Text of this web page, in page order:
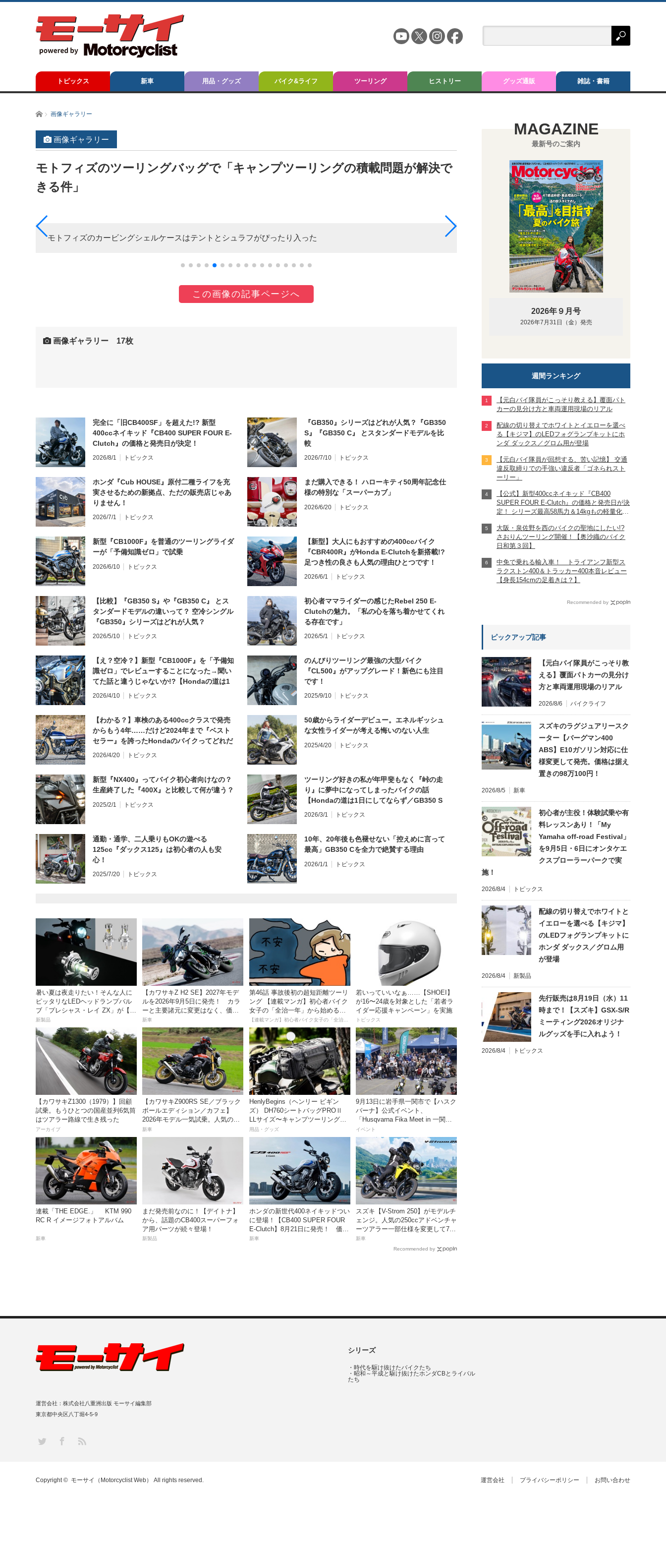
トピックス 新車 用品・グッズ バイク&ライフ ツーリング ヒストリー グッズ通販 雑誌・書籍
ホーム画像ギャラリー
画像ギャラリー
モトフィズのツーリングバッグで「キャンプツーリングの積載問題が解決で
きる件」
モトフィズのカービングシェルケースはテントとシュラフがぴったり入った モトフィズのカービングシェルケースはスズキ GSX-
この画像の記事ページへ
画像ギャラリー 17枚
完全に「旧CB400SF」を超えた!? 新型
400ccネイキッド『CB400 SUPER FOUR E-
Clutch』の価格と発売日が決定！
2026/8/1 トピックス
『GB350』シリーズはどれが人気？『GB350
S』『GB350 C』 とスタンダードモデルを比
較
2026/7/10 トピックス
ホンダ『Cub HOUSE』原付二種ライフを充
実させるための新拠点、ただの販売店じゃあ
りません！
2026/7/1 トピックス
まだ購入できる！ ハローキティ50周年記念仕
様の特別な「スーパーカブ」
2026/6/20 トピックス
新型『CB1000F』を普通のツーリングライダ
ーが「予備知識ゼロ」で試乗
2026/6/10 トピックス
【新型】大人にもおすすめの400ccバイク
『CBR400R』がHonda E-Clutchを新搭載!?
足つき性の良さも人気の理由ひとつです！
2026/6/1 トピックス
【比較】『GB350 S』や『GB350 C』 とス
タンダードモデルの違いって？ 空冷シングル
『GB350』シリーズはどれが人気？
2026/5/10 トピックス
初心者ママライダーの感じたRebel 250 E-
Clutchの魅力。「私の心を落ち着かせてくれ
る存在です」
2026/5/1 トピックス
【え？空冷？】新型『CB1000F』を「予備知
識ゼロ」でレビューすることになった→聞い
てた話と違うじゃないか!?【Hondaの道は1
日にしてならず／CB1000F ①第一印象 編】
2026/4/10 トピックス
のんびりツーリング最強の大型バイク
『CL500』がアップグレード！新色にも注目
です！
2025/9/10 トピックス
【わかる？】車検のある400ccクラスで発売
からもう4年……だけど2024年まで『ベスト
セラー』を誇ったHondaのバイクってどれだ
と思う？
2026/4/20 トピックス
50歳からライダーデビュー。エネルギッシュ
な女性ライダーが考える悔いのない人生
2025/4/20 トピックス
新型『NX400』ってバイク初心者向けなの？
生産終了した『400X』と比較して何が違う？
2025/2/1 トピックス
ツーリング好きの私が年甲斐もなく『峠の走
り』に夢中になってしまったバイクの話
【Hondaの道は1日にしてならず／GB350 S
インプレ・レビュー 前編】
2026/3/1 トピックス
通勤・通学、二人乗りもOKの遊べる
125cc『ダックス125』は初心者の人も安
心！
2025/7/20 トピックス
10年、20年後も色褪せない「控えめに言って
最高」GB350 Cを全力で絶賛する理由
2026/1/1 トピックス
暑い夏は夜走りたい！そんな人に
ピッタリなLEDヘッドランプバル
ブ「プレシャス・レイ ZX」が【デ
イトナ】から登場
新製品
【カワサキZ H2 SE】2027年モデ
ルを2026年9月5日に発売！ カラ
ーと主要諸元に変更はなく、価格
は据え置きの247万5000円！
新車
第46話 事故後初の超短距離ツーリ
ング 【連載マンガ】初心者バイク
女子の「全治一年」から始める起
死回生日記
【連載マンガ】初心者バイク女子の「全治一年」から始める起死回生日記
若いっていいなぁ……【SHOEI】
が16〜24歳を対象とした「若者ラ
イダー応援キャンペーン」を実施
トピックス
【カワサキZ1300（1979）】回顧
試乗。もうひとつの国産並列6気筒
はツアラー路線で生き残った
アーカイブ
【カワサキZ900RS SE／ブラック
ボールエディション／カフェ】
2026年モデル一気試乗。人気の国
産ネオレトロモデルが扱いやすく
上質に進化！
新車
HenlyBegins（ヘンリー ビギン
ズ） DH760シートバッグPROⅡ
LLサイズ〜キャンプツーリングに
も安心の大容量ツアーバッグ〜
用品・グッズ
9月13日に岩手県一関市で【ハスク
バーナ】公式イベント、
「Husqvarna Fika Meet in 一関」
を開催
イベント
連載「THE EDGE.」 KTM 990
RC R イメージフォトアルバム
新車
まだ発売前なのに！【デイトナ】
から、話題のCB400スーパーフォ
ア用パーツが続々登場！
新製品
ホンダの新世代400ネイキッドつい
に登場！【CB400 SUPER FOUR
E-Clutch】8月21日に発売！ 価格
99万8800円
新車
スズキ【V-Strom 250】がモデルチ
ェンジ。人気の250ccアドベンチャ
ーツアラー一部仕様を変更して7月
23日発売。価格68万5300円
新車
Recommended by
MAGAZINE
最新号のご案内
2026年９月号
2026年7月31日（金）発売
週間ランキング
【元白バイ隊員がこっそり教える】覆面パト
カーの見分け方と車両運用現場のリアル
配線の切り替えでホワイトとイエローを選べ
る【キジマ】のLEDフォグランプキットにホ
ンダ ダックス／グロム用が登場
【元白バイ隊員が回想する、苦い記憶】 交通
違反取締りでの手強い違反者「ゴネられスト
ーリー」
【公式】新型400ccネイキッド『CB400
SUPER FOUR E-Clutch』の価格と発売日が決
定！ シリーズ最高58馬力＆14kgもの軽量化!?
【Honda2026新車ニュース】
大阪・泉佐野を西のバイクの聖地にしたい!?
さおりんツーリング開催！【奥沙織のバイク
日和第３回】
中免で乗れる輸入車！ トライアンフ新型ス
ラクストン400＆トラッカー400本音レビュー
【身長154cmの足着きは？】
Recommended by
ピックアップ記事
【元白バイ隊員がこっそり教
える】覆面パトカーの見分け
方と車両運用現場のリアル
2026/8/6 バイクライフ
スズキのラグジュアリースク
ーター【バーグマン400
ABS】E10ガソリン対応に仕
様変更して発売。価格は据え
置きの98万100円！
2026/8/5 新車
初心者が主役！体験試乗や有
料レッスンあり！「My
Yamaha off-road Festival」
を9月5日・6日にオンタケエ
クスプローラーパークで実
施！
2026/8/4 トピックス
配線の切り替えでホワイトと
イエローを選べる【キジマ】
のLEDフォグランプキットに
ホンダ ダックス／グロム用
が登場
2026/8/4 新製品
先行販売は8月19日（水）11
時まで！【スズキ】GSX-S/R
ミーティング2026オリジナ
ルグッズを手に入れよう！
2026/8/4 トピックス
シリーズ
・ 時代を駆け抜けたバイクたち
・ 昭和～平成と駆け抜けたホンダCBとライバル
たち
運営会社：株式会社八重洲出版 モーサイ編集部
東京都中央区八丁堀4-5-9
Twitter Facebook
RSS
運営会社 プライバシーポリシー お問い合わせ
Copyright © モーサイ（Motorcyclist Web） All rights reserved.